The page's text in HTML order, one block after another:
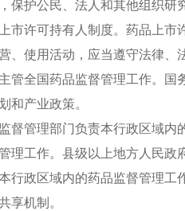
公民、法人和其他组织研究
可持有人制度。药品上市许
用活动，应当遵守法律、法
国药品监督管理工作。国
和产业政策。
管理部门负责本行政区域内
理工作。县级以上地方人民政
区域内的药品监督管理工作
享机制。